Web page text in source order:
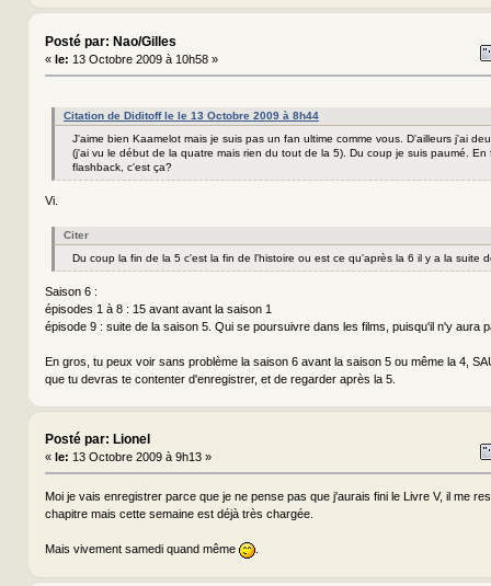
Posté par: Nao/Gilles
« le: 13 Octobre 2009 à 10h58 »
Citation de Diditoff le le 13 Octobre 2009 à 8h44
J'aime bien Kaamelot mais je suis pas un fan ultime comme vous. D'ailleurs j'ai
(j'ai vu le début de la quatre mais rien du tout de la 5). Du coup je suis paumé. En
flashback, c'est ça?
Vi.
Citer
Du coup la fin de la 5 c'est la fin de l'histoire ou est ce qu'après la 6 il y a la suite
Saison 6 :
épisodes 1 à 8 : 15 avant avant la saison 1
épisode 9 : suite de la saison 5. Qui se poursuivre dans les films, puisqu'il n'y aura
En gros, tu peux voir sans problème la saison 6 avant la saison 5 ou même la 4,
que tu devras te contenter d'enregistrer, et de regarder après la 5.
Posté par: Lionel
« le: 13 Octobre 2009 à 9h13 »
Moi je vais enregistrer parce que je ne pense pas que j'aurais fini le Livre V, il me
chapitre mais cette semaine est déjà très chargée.
Mais vivement samedi quand même .